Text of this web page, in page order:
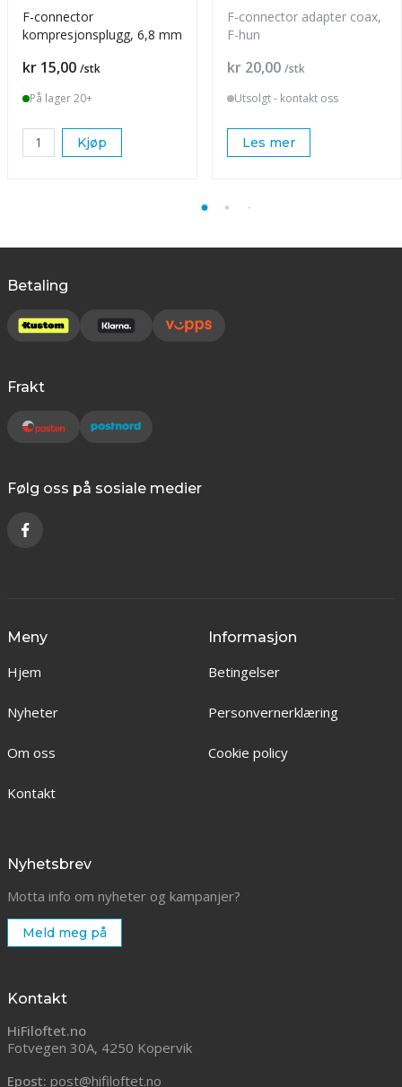
F-connector
kompresjonsplugg, 6,8 mm
Pris
kr 15,00 /stk
På lager 20+
Kjøp
F-connector adapter coax,
F-hun
Pris
kr 20,00 /stk
Utsolgt - kontakt oss
Les mer
Betaling
Frakt
Følg oss på sosiale medier
Meny
Hjem
Nyheter
Om oss
Kontakt
Informasjon
Betingelser
Personvernerklæring
Cookie policy
Nyhetsbrev
Motta info om nyheter og kampanjer?
Meld meg på
Kontakt
HiFiloftet.no
Fotvegen 30A, 4250 Kopervik
Epost: post@hifiloftet.no